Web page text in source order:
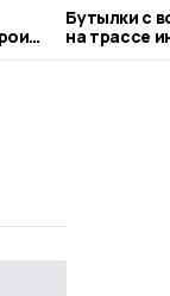
Бутылки с
на трассе